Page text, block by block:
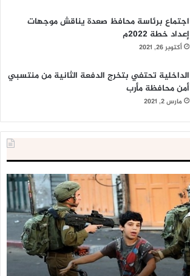
اجتماع برئاسة محافظ صعدة يناقش موجهات
إعداد خطة 2022م
أكتوبر 26, 2021
الداخلية تحتفي بتخرج الدفعة الثانية من منتسبي
أمن محافظة مأرب
مارس 2, 2021